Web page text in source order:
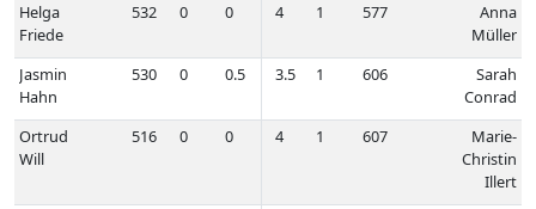
Helga
Friede
532 0 0 4 1 577
Anna
Müller
Jasmin
Hahn
530 0 0.5 3.5 1 606
Sarah
Conrad
Ortrud
Will
516 0 0 4 1 607
Marie-
Christin
Illert